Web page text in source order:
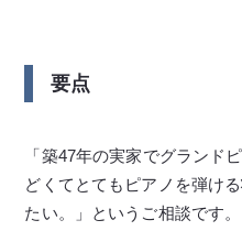
要点
「築47年の実家でグランド
どくてとてもピアノを弾け
たい。」というご相談です。